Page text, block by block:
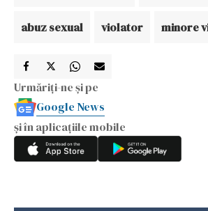
abuz sexual violator minore
Urmăriți-ne și pe
Google News
și în aplicațiile mobile